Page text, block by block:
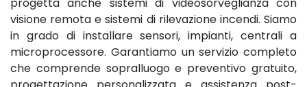
visione remota e sistemi di rilevazione incendi. Siamo
in grado di installare sensori, impianti, centrali a
microprocessore. Garantiamo un servizio completo
che comprende sopralluogo e preventivo gratuito,